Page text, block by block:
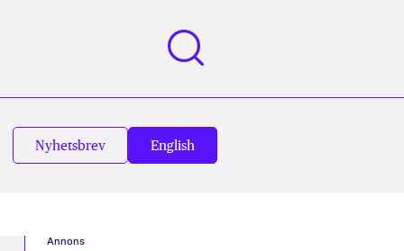
Nyhetsbrev English
Annons